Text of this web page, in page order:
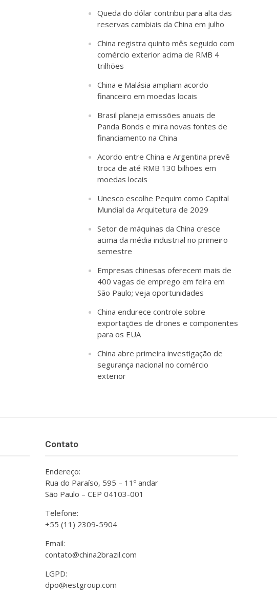
Queda do dólar contribui para alta das
reservas cambiais da China em julho
China registra quinto mês seguido com
comércio exterior acima de RMB 4
trilhões
China e Malásia ampliam acordo
financeiro em moedas locais
Brasil planeja emissões anuais de
Panda Bonds e mira novas fontes de
financiamento na China
Acordo entre China e Argentina prevê
troca de até RMB 130 bilhões em
moedas locais
Unesco escolhe Pequim como Capital
Mundial da Arquitetura de 2029
Setor de máquinas da China cresce
acima da média industrial no primeiro
semestre
Empresas chinesas oferecem mais de
400 vagas de emprego em feira em
São Paulo; veja oportunidades
China endurece controle sobre
exportações de drones e componentes
para os EUA
China abre primeira investigação de
segurança nacional no comércio
exterior
Contato
Endereço:
Rua do Paraíso, 595 – 11º andar
São Paulo – CEP 04103-001
Telefone:
+55 (11) 2309-5904
Email:
contato@china2brazil.com
LGPD:
dpo@iestgroup.com